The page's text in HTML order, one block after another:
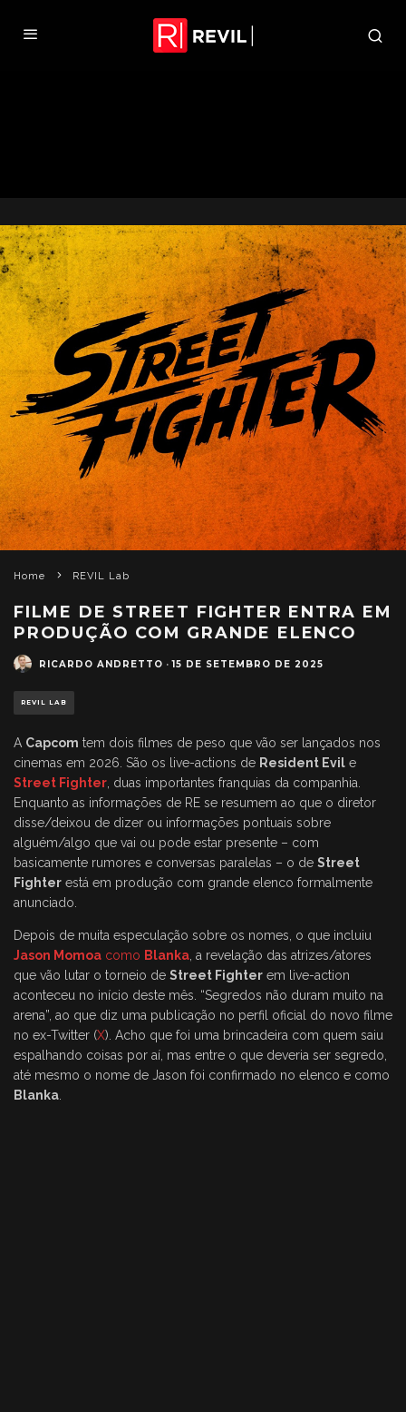
Home REVIL Lab
FILME DE STREET FIGHTER ENTRA EM
PRODUÇÃO COM GRANDE ELENCO
RICARDO ANDRETTO · 15 DE SETEMBRO DE 2025
REVIL LAB
A Capcom tem dois filmes de peso que vão ser lançados nos
cinemas em 2026. São os live-actions de Resident Evil e
Street Fighter, duas importantes franquias da companhia.
Enquanto as informações de RE se resumem ao que o diretor
disse/deixou de dizer ou informações pontuais sobre
alguém/algo que vai ou pode estar presente – com
basicamente rumores e conversas paralelas – o de Street
Fighter está em produção com grande elenco formalmente
anunciado.
Depois de muita especulação sobre os nomes, o que incluiu
Jason Momoa como Blanka, a revelação das atrizes/atores
que vão lutar o torneio de Street Fighter em live-action
aconteceu no início deste mês. “Segredos não duram muito na
arena”, ao que diz uma publicação no perfil oficial do novo filme
no ex-Twitter (X). Acho que foi uma brincadeira com quem saiu
espalhando coisas por aí, mas entre o que deveria ser segredo,
até mesmo o nome de Jason foi confirmado no elenco e como
Blanka.